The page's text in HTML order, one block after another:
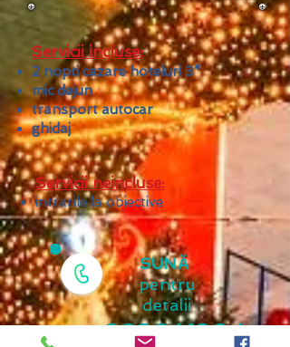
Servicii incluse:
2 nopti cazare hoteluri 3*
mic dejun
transport autocar
ghidaj
Servicii neincluse:
intrarile la obiective
023641304
SUNĂ
pentru
detalii